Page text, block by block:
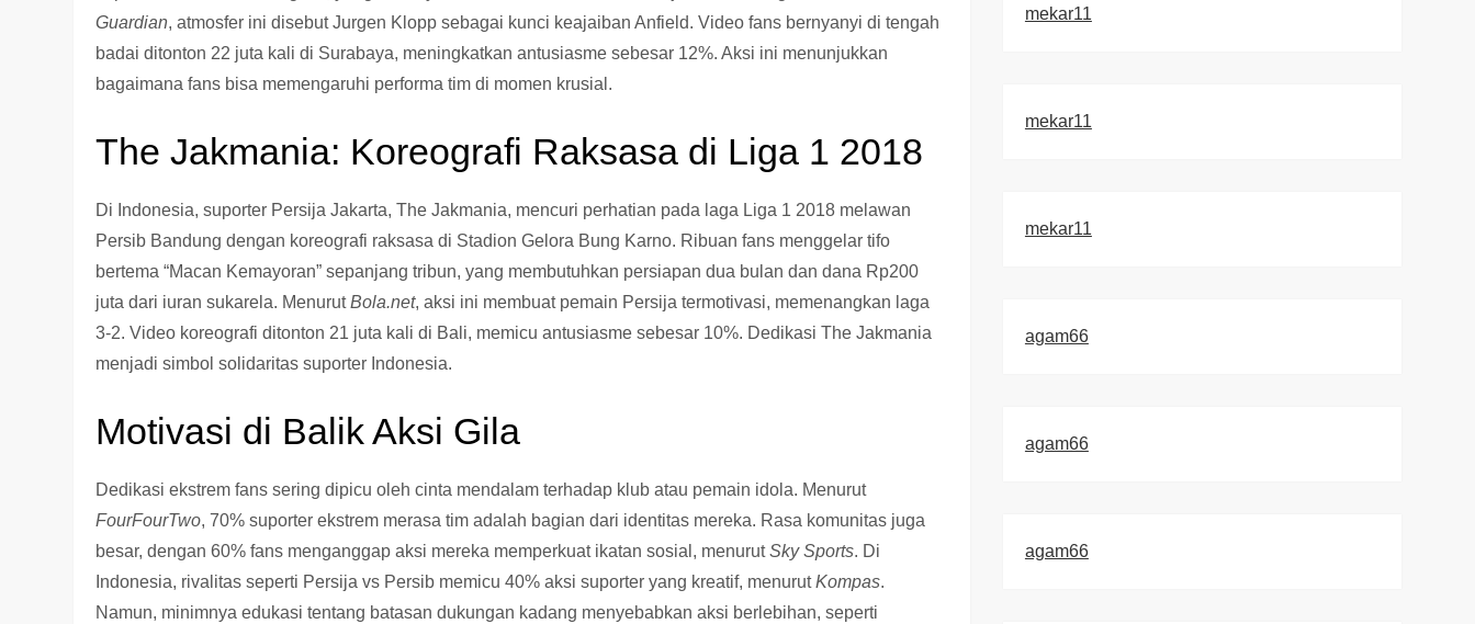
Guardian, atmosfer ini disebut Jurgen Klopp sebagai kunci keajaiban Anfield. Video fans bernyanyi di tengah
badai ditonton 22 juta kali di Surabaya, meningkatkan antusiasme sebesar 12%. Aksi ini menunjukkan
bagaimana fans bisa memengaruhi performa tim di momen krusial.
The Jakmania: Koreografi Raksasa di Liga 1 2018
Di Indonesia, suporter Persija Jakarta, The Jakmania, mencuri perhatian pada laga Liga 1 2018 melawan
Persib Bandung dengan koreografi raksasa di Stadion Gelora Bung Karno. Ribuan fans menggelar tifo
bertema “Macan Kemayoran” sepanjang tribun, yang membutuhkan persiapan dua bulan dan dana Rp200
juta dari iuran sukarela. MenurutBola.net, aksi ini membuat pemain Persija termotivasi, memenangkan laga
3-2. Video koreografi ditonton 21 juta kali di Bali, memicu antusiasme sebesar 10%. Dedikasi The Jakmania
menjadi simbol solidaritas suporter Indonesia.
Motivasi di Balik Aksi Gila
Dedikasi ekstrem fans sering dipicu oleh cinta mendalam terhadap klub atau pemain idola. Menurut
FourFourTwo, 70% suporter ekstrem merasa tim adalah bagian dari identitas mereka. Rasa komunitas juga
besar, dengan 60% fans menganggap aksi mereka memperkuat ikatan sosial, menurutSky Sports. Di
Indonesia, rivalitas seperti Persija vs Persib memicu 40% aksi suporter yang kreatif, menurutKompas.
Namun, minimnya edukasi tentang batasan dukungan kadang menyebabkan aksi berlebihan, seperti
mekar11
mekar11
mekar11
agam66
agam66
agam66